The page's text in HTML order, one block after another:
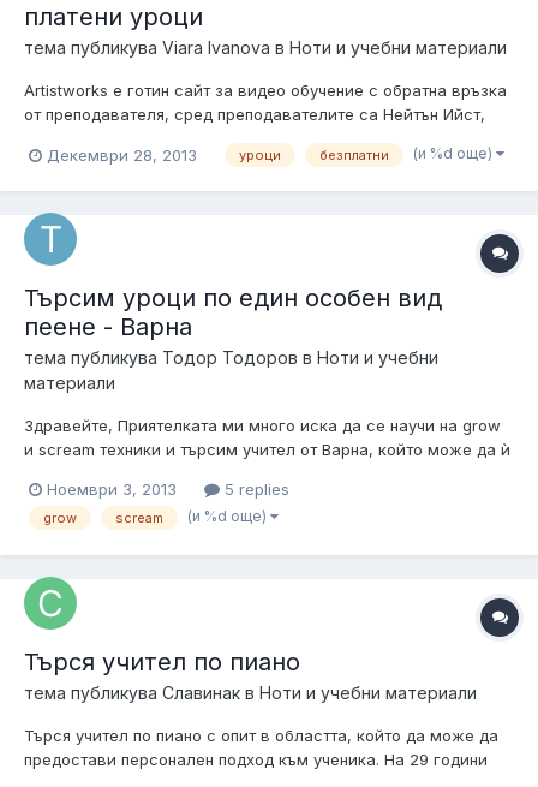
платени уроци
тема публикува Viara Ivanova в Ноти и учебни материали
Artistworks е готин сайт за видео обучение с обратна връзка
от преподавателя, сред преподавателите са Нейтън Ийст,
желаещи да учат китара. Също така има платени уроци по
цени. Успех...
Декември 28, 2013 уроци безплатни (и %d още)
Търсим уроци по един особен вид
пеене - Варна
тема публикува Тодор Тодоров в Ноти и учебни
материали
Здравейте, Приятелката ми много иска да се научи на grow
и scream техники и търсим учител от Варна, който може да ѝ
или е такъв да пише тука или на скайп teik10. Благодарим ви
предварително!
Ноември 3, 2013 5 replies
grow scream (и %d още)
Търся учител по пиано
тема публикува Славинак в Ноти и учебни материали
Търся учител по пиано с опит в областта, който да може да
предостави персонален подход към ученика. На 29 години